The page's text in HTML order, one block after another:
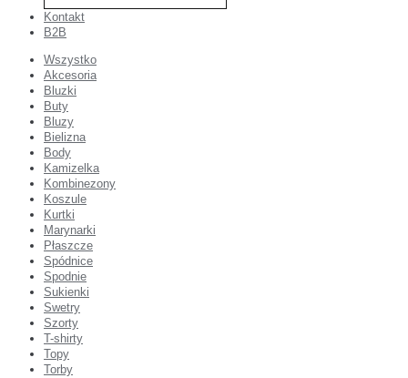
Kontakt
B2B
Wszystko
Akcesoria
Bluzki
Buty
Bluzy
Bielizna
Body
Kamizelka
Kombinezony
Koszule
Kurtki
Marynarki
Płaszcze
Spódnice
Spodnie
Sukienki
Swetry
Szorty
T-shirty
Topy
Torby